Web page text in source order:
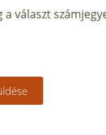
választ